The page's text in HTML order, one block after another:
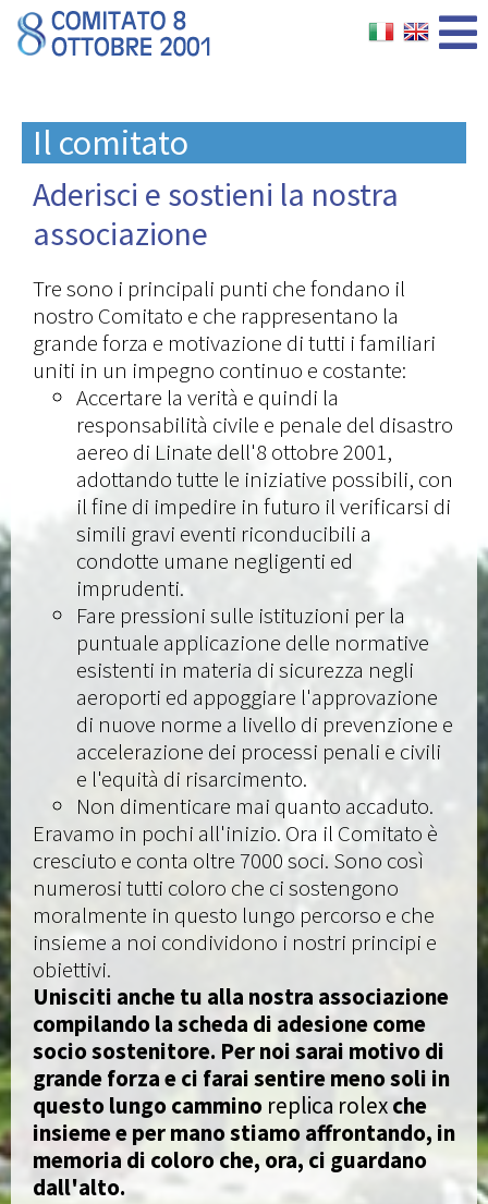
Il comitato
Aderisci e sostieni la nostra
associazione
Tre sono i principali punti che fondano il
nostro Comitato e che rappresentano la
grande forza e motivazione di tutti i familiari
uniti in un impegno continuo e costante:
Accertare la verità e quindi la
responsabilità civile e penale del disastro
aereo di Linate dell'8 ottobre 2001,
adottando tutte le iniziative possibili, con
il fine di impedire in futuro il verificarsi di
simili gravi eventi riconducibili a
condotte umane negligenti ed
imprudenti.
Fare pressioni sulle istituzioni per la
puntuale applicazione delle normative
esistenti in materia di sicurezza negli
aeroporti ed appoggiare l'approvazione
di nuove norme a livello di prevenzione e
accelerazione dei processi penali e civili
e l'equità di risarcimento.
Non dimenticare mai quanto accaduto.
Eravamo in pochi all'inizio. Ora il Comitato è
cresciuto e conta oltre 7000 soci. Sono così
numerosi tutti coloro che ci sostengono
moralmente in questo lungo percorso e che
insieme a noi condividono i nostri principi e
obiettivi.
Unisciti anche tu alla nostra associazione
compilando la scheda di adesione come
socio sostenitore. Per noi sarai motivo di
grande forza e ci farai sentire meno soli in
questo lungo cammino replica rolexche
insieme e per mano stiamo affrontando, in
memoria di coloro che, ora, ci guardano
dall'alto.